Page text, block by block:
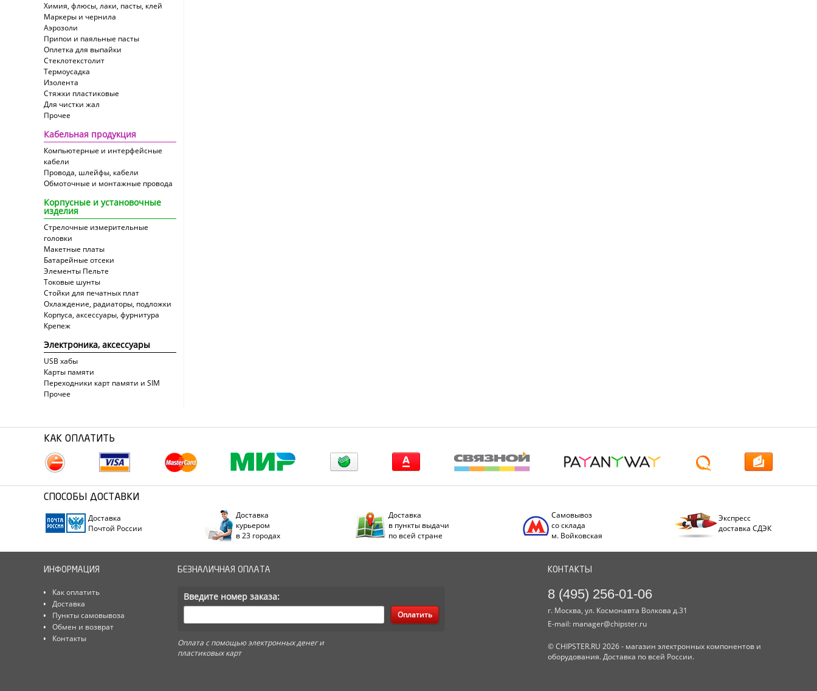
Химия, флюсы, лаки, пасты, клей
Маркеры и чернила
Аэрозоли
Припои и паяльные пасты
Оплетка для выпайки
Cтеклотекстолит
Термоусадка
Изолента
Стяжки пластиковые
Для чистки жал
Прочее
Кабельная продукция
Компьютерные и интерфейсные
кабели
Провода, шлейфы, кабели
Обмоточные и монтажные провода
Корпусные и установочные
изделия
Стрелочные измерительные
головки
Макетные платы
Батарейные отсеки
Элементы Пельте
Токовые шунты
Стойки для печатных плат
Охлаждение, радиаторы, подложки
Корпуса, аксессуары, фурнитура
Крепеж
Электроника, аксессуары
USB хабы
Карты памяти
Переходники карт памяти и SIM
Прочее
КАК ОПЛАТИТЬ
СПОСОБЫ ДОСТАВКИ
Доставка
Почтой России
Доставка
курьером
в 23 городах
Доставка
в пункты выдачи
по всей стране
Самовывоз
со склада
м. Войковская
Экспресс
доставка СДЭК
ИНФОРМАЦИЯ
Как оплатить
Доставка
Пункты самовывоза
Обмен и возврат
Контакты
БЕЗНАЛИЧНАЯ ОПЛАТА
Введите номер заказа:
Оплатить
Оплата с помощью электронных денег и
пластиковых карт
КОНТАКТЫ
8 (495) 256-01-06
г. Москва, ул. Космонавта Волкова д.31
E-mail: manager@chipster.ru
© CHIPSTER.RU 2026 - магазин электронных компонентов и
оборудования. Доставка по всей России.